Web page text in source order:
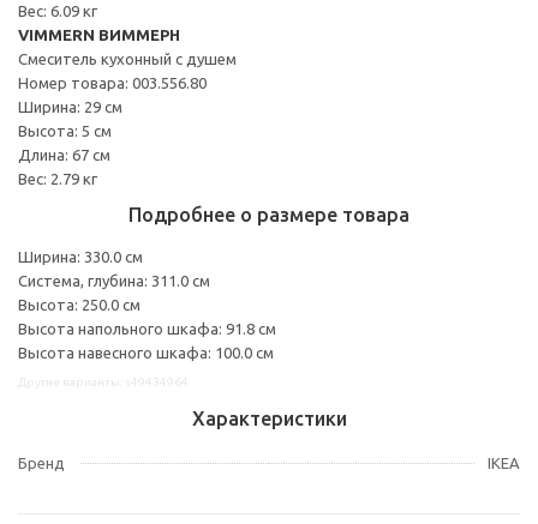
Вес: 6.09 кг
VIMMERN ВИММЕРН
Смеситель кухонный с душем
Номер товара: 003.556.80
Ширина: 29 см
Высота: 5 см
Длина: 67 см
Вес: 2.79 кг
Подробнее о размере товара
Ширина: 330.0 см
Система, глубина: 311.0 см
Высота: 250.0 см
Высота напольного шкафа: 91.8 см
Высота навесного шкафа: 100.0 см
Характеристики
Бренд IKEA